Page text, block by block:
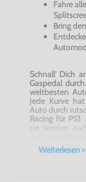
Fahre
Bring
Schnall' Dich
Gaspedal
weltbesten
Jede Kurve
Auto durch
Racing für PS1.
sie werden
Schnall' Dich
Weiterlesen >